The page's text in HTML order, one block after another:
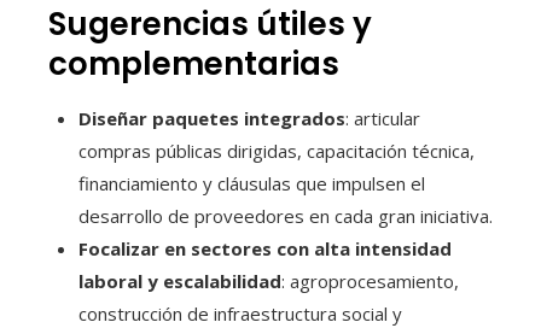
Sugerencias útiles y
complementarias
Diseñar paquetes integrados: articular
compras públicas dirigidas, capacitación técnica,
financiamiento y cláusulas que impulsen el
desarrollo de proveedores en cada gran iniciativa.
Focalizar en sectores con alta intensidad
laboral y escalabilidad: agroprocesamiento,
construcción de infraestructura social y